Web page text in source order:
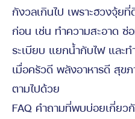
กังวลเกินไป เพราะฮวงจุ้ย
ก่อน เช่น ทำความสะอาด ซ่
ระเบียบ แยกน้ำกับไฟ และท
เมื่อครัวดี พลังอาหารดี สุข
ตามไปด้วย
FAQ คำถามที่พบบ่อยเกี่ยว